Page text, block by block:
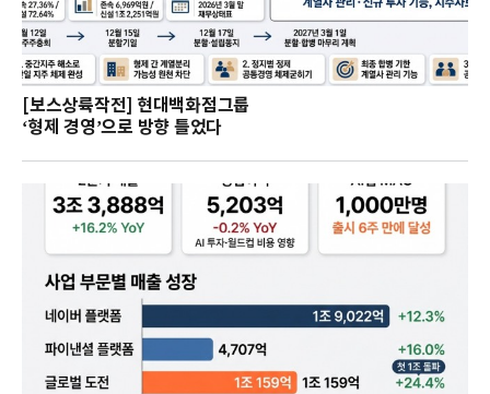
[보스상륙작전] 현대백화점그룹
‘형제 경영’으로 방향 틀었다